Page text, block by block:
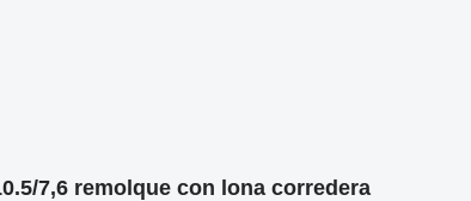
7,6 remolque con lona corredera